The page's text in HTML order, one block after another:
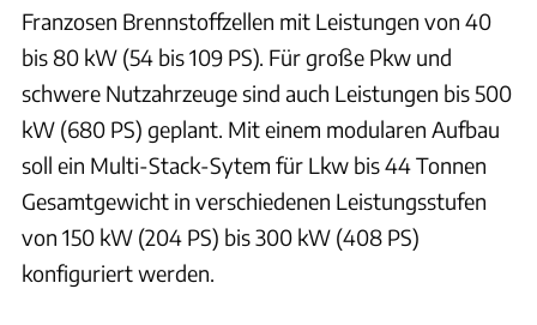
Franzosen Brennstoffzellen mit Leistungen von 40
bis 80 kW (54 bis 109 PS). Für große Pkw und
schwere Nutzahrzeuge sind auch Leistungen bis 500
kW (680 PS) geplant. Mit einem modularen Aufbau
soll ein Multi-Stack-Sytem für Lkw bis 44 Tonnen
Gesamtgewicht in verschiedenen Leistungsstufen
von 150 kW (204 PS) bis 300 kW (408 PS)
konfiguriert werden.